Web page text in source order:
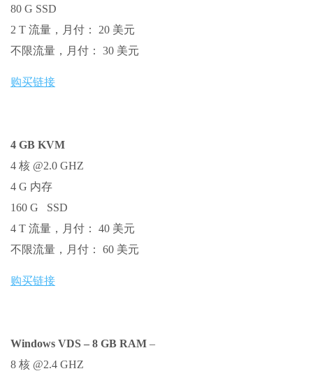
80 G SSD
2 T 流量，月付： 20 美元
不限流量，月付： 30 美元
购买链接
4 GB KVM
4 核 @2.0 GHZ
4 G 内存
160 G SSD
4 T 流量，月付： 40 美元
不限流量，月付： 60 美元
购买链接
Windows VDS – 8 GB RAM –
8 核 @2.4 GHZ